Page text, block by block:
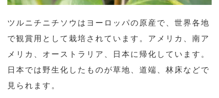
ツルニチニチソウはヨーロッパの原産で、世界各地
で観賞用として栽培されています。アメリカ、南ア
メリカ、オーストラリア、日本に帰化しています。
日本では野生化したものが草地、道端、林床などで
見られます。